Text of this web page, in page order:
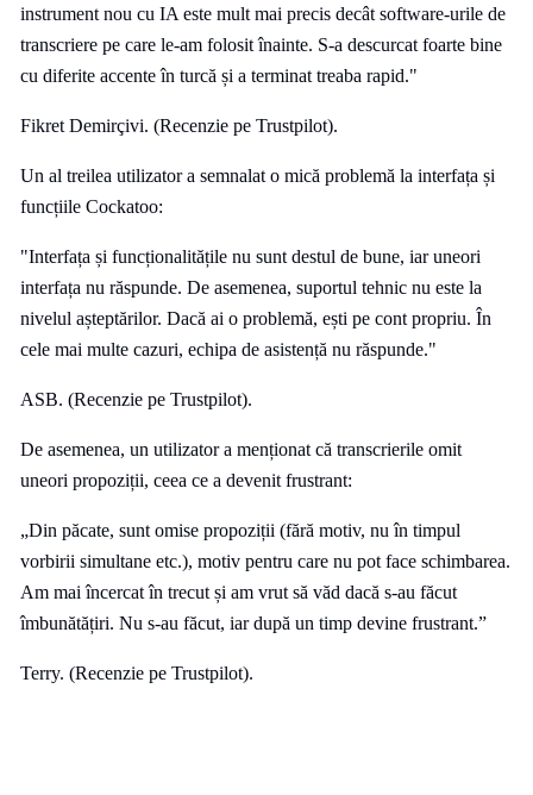
instrument nou cu IA este mult mai precis decât software-urile de
transcriere pe care le-am folosit înainte. S-a descurcat foarte bine
cu diferite accente în turcă și a terminat treaba rapid."
Fikret Demirçivi. (Recenzie pe Trustpilot).
Un al treilea utilizator a semnalat o mică problemă la interfața și
funcțiile Cockatoo:
"Interfața și funcționalitățile nu sunt destul de bune, iar uneori
interfața nu răspunde. De asemenea, suportul tehnic nu este la
nivelul așteptărilor. Dacă ai o problemă, ești pe cont propriu. În
cele mai multe cazuri, echipa de asistență nu răspunde."
ASB. (Recenzie pe Trustpilot).
De asemenea, un utilizator a menționat că transcrierile omit
uneori propoziții, ceea ce a devenit frustrant:
„Din păcate, sunt omise propoziții (fără motiv, nu în timpul
vorbirii simultane etc.), motiv pentru care nu pot face schimbarea.
Am mai încercat în trecut și am vrut să văd dacă s-au făcut
îmbunătățiri. Nu s-au făcut, iar după un timp devine frustrant.”
Terry. (Recenzie pe Trustpilot).